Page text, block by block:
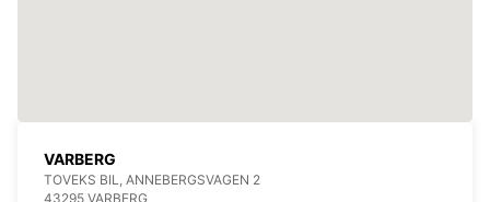
VARBERG
TOVEKS BIL, ANNEBERGSVAGEN 2
43295 VARBERG